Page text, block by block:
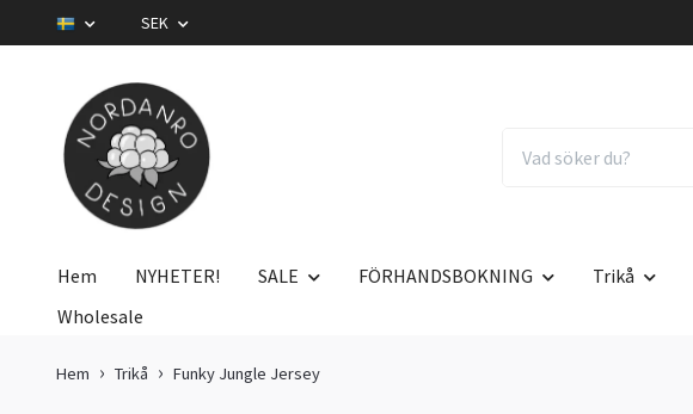
SEK
Hem NYHETER! SALE FÖRHANDSBOKNING Trikå
Wholesale
Hem Trikå Funky Jungle Jersey